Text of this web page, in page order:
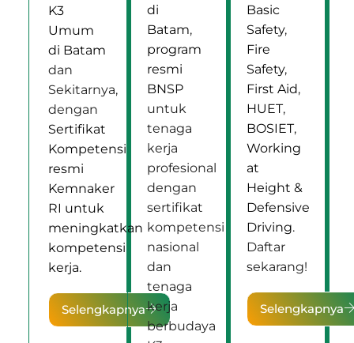
K3
Umum
di Batam
dan
Sekitarnya,
dengan
Sertifikat
Kompetensi
resmi
Kemnaker
RI untuk
meningkatkan
kompetensi
kerja.
Selengkapnya
di
Batam,
program
resmi
BNSP
untuk
tenaga
kerja
profesional
dengan
sertifikat
kompetensi
nasional
dan
tenaga
kerja
berbudaya
Basic
Safety,
Fire
Safety,
First Aid,
HUET,
BOSIET,
Working
at
Height &
Defensive
Driving.
Daftar
sekarang!
Selengkapnya